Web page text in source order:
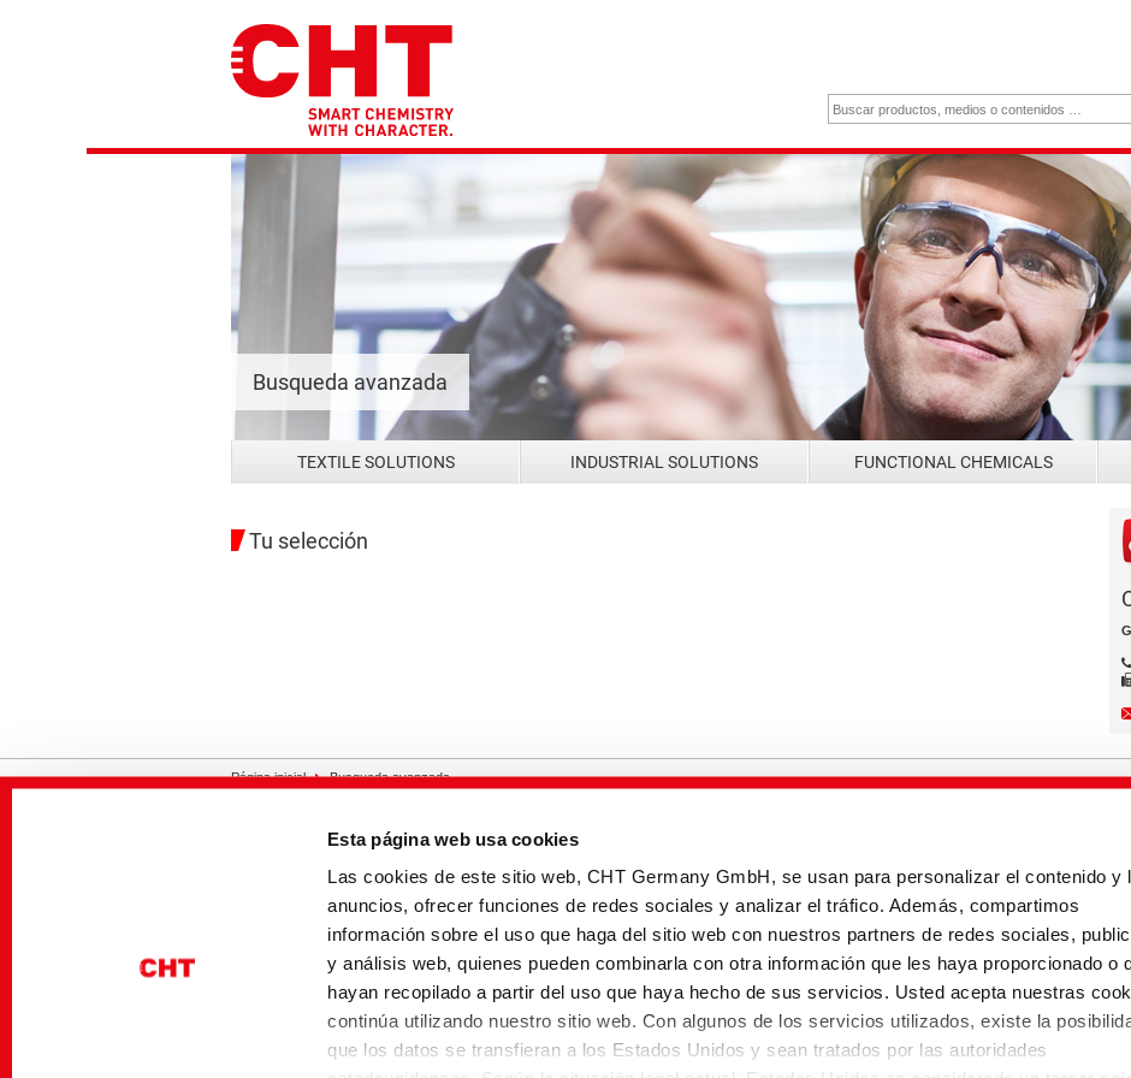
Esta página web usa cookies
Las cookies de este sitio web, CHT Germany GmbH, se usan para personalizar el contenido y
anuncios, ofrecer funciones de redes sociales y analizar el tráfico. Además, compartimos
información sobre el uso que haga del sitio web con nuestros partners de redes sociales,
y análisis web, quienes pueden combinarla con otra información que les haya proporcionado o
hayan recopilado a partir del uso que haya hecho de sus servicios. Usted acepta nuestras
continúa utilizando nuestro sitio web. Con algunos de los servicios utilizados, existe la
que los datos se transfieran a los Estados Unidos y sean tratados por las autoridades
Busqueda avanzada
TEXTILE SOLUTIONS INDUSTRIAL SOLUTIONS FUNCTIONAL CHEMICALS
Tu selección
Página inicial Busqueda avanzada
Impresión Privacidad Mapa de la web